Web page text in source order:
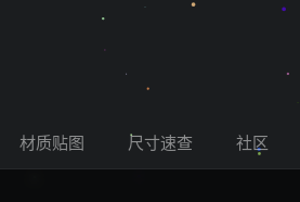
材质贴图 尺寸速查 社区